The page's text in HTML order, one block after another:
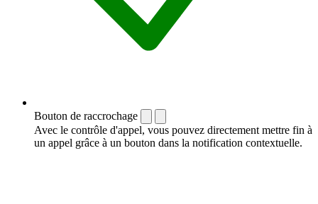
Bouton de raccrochage
Avec le contrôle d'appel, vous pouvez directement mettre fin à
un appel grâce à un bouton dans la notification contextuelle.